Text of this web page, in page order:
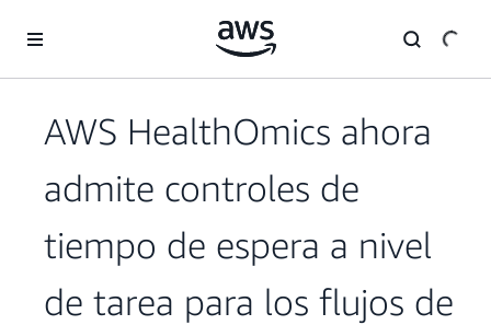
AWS HealthOmics ahora
admite controles de
tiempo de espera a nivel
de tarea para los flujos de